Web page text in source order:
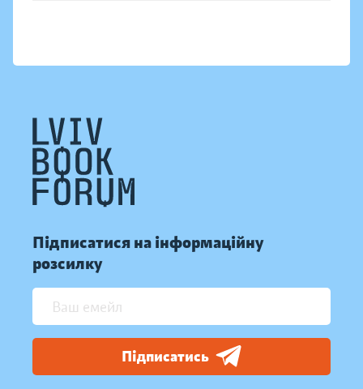
Підписатися на інформаційну
розсилку
Підписатись